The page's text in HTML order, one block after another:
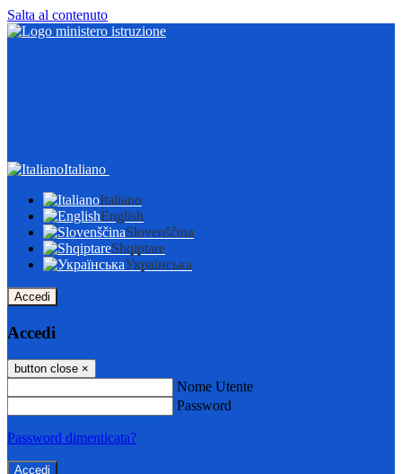
Salta al contenuto
Italiano
Italiano
English
Slovenščina
Shqiptare
Українська
Accedi
Accedi
button close ×
Nome Utente
Password
Password dimenticata?